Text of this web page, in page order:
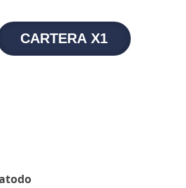
CARTERA X1